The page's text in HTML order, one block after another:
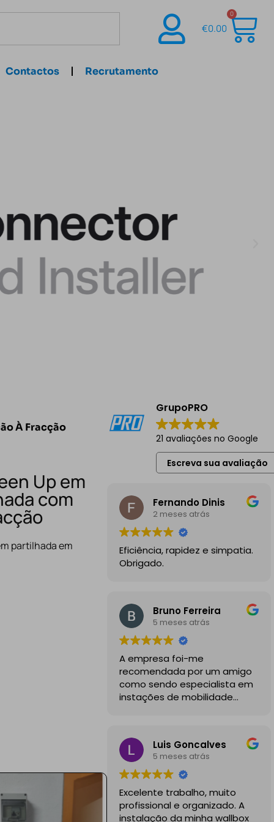
€0.00
0
Contactos Recrutamento
À Fracção
Up em
com
partilhada em
GrupoPRO
21 avaliações no Google
Escreva sua avaliação
Fernando Dinis
2 meses atrás
Eficiência, rapidez e simpatia.
Obrigado.
Bruno Ferreira
5 meses atrás
A empresa foi-me
recomendada por um amigo
como sendo especialista em
instações de mobilidade
profissionais, comunicativos e
disponiveis para todas as
minhas dúvidas.
A instalação de tomada
reforçada em garagem
partilhada correu na
Luis Goncalves
5 meses atrás
Excelente trabalho, muito
profissional e organizado. A
instalação da minha wallbox